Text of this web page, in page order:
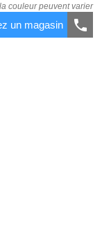
Devant
couleur peuvent varier
un magasin call